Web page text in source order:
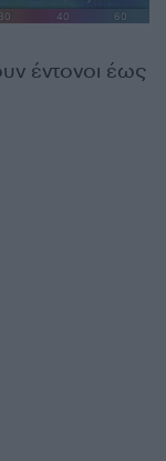
έντονοι έως